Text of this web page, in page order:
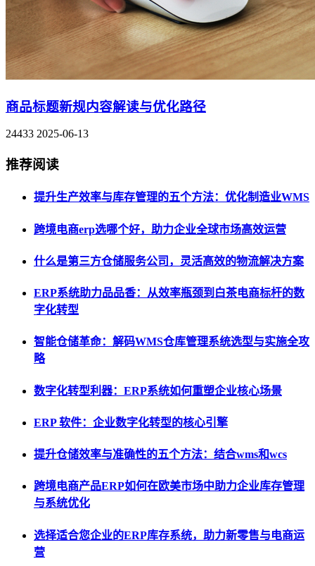
商品标题新规内容解读与优化路径
24433 2025-06-13
推荐阅读
提升生产效率与库存管理的五个方法：优化制造业WMS
跨境电商erp选哪个好，助力企业全球市场高效运营
什么是第三方仓储服务公司，灵活高效的物流解决方案
ERP系统助力品品香：从效率瓶颈到白茶电商标杆的数
字化转型
智能仓储革命：解码WMS仓库管理系统选型与实施全攻
略
数字化转型利器：ERP系统如何重塑企业核心场景
ERP 软件：企业数字化转型的核心引擎
提升仓储效率与准确性的五个方法：结合wms和wcs
跨境电商产品ERP如何在欧美市场中助力企业库存管理
与系统优化
选择适合您企业的ERP库存系统，助力新零售与电商运
营